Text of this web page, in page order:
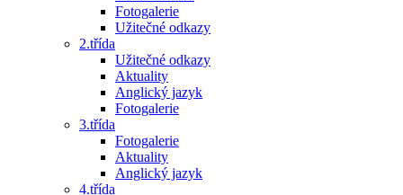
Fotogalerie
Užitečné odkazy
2.třída
Užitečné odkazy
Aktuality
Anglický jazyk
Fotogalerie
3.třída
Fotogalerie
Aktuality
Anglický jazyk
4.třída